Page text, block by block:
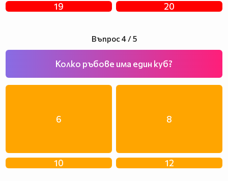
19 20
Въпрос 4 / 5
Колко ръбове има един куб?
6 8
10 12